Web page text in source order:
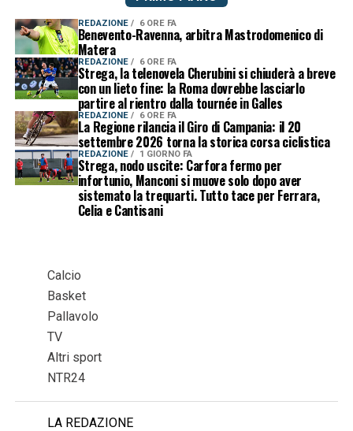
REDAZIONE 6 ORE FA
Benevento-Ravenna, arbitra Mastrodomenico di
Matera
REDAZIONE 6 ORE FA
Strega, la telenovela Cherubini si chiuderà a breve
con un lieto fine: la Roma dovrebbe lasciarlo
partire al rientro dalla tournée in Galles
REDAZIONE 6 ORE FA
La Regione rilancia il Giro di Campania: il 20
settembre 2026 torna la storica corsa ciclistica
REDAZIONE 1 GIORNO FA
Strega, nodo uscite: Carfora fermo per
infortunio, Manconi si muove solo dopo aver
sistemato la trequarti. Tutto tace per Ferrara,
Celia e Cantisani
Calcio
Basket
Pallavolo
TV
Altri sport
NTR24
LA REDAZIONE